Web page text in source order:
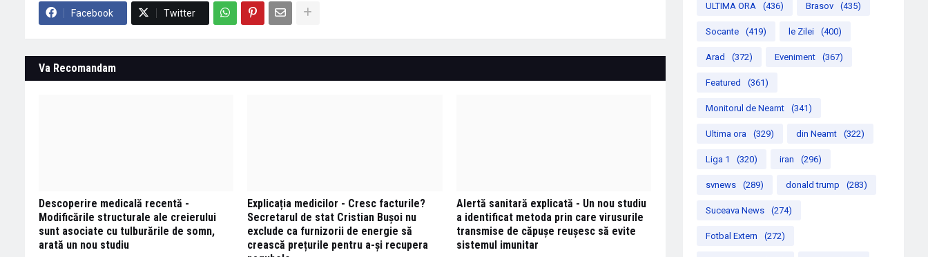
Facebook Twitter
Va Recomandam
Descoperire medicală recentă -
Modificările structurale ale creierului
sunt asociate cu tulburările de somn,
arată un nou studiu
Explicația medicilor - Cresc facturile?
Secretarul de stat Cristian Buşoi nu
exclude ca furnizorii de energie să
crească prețurile pentru a-și recupera
Alertă sanitară explicată - Un nou studiu
a identificat metoda prin care virusurile
transmise de căpușe reușesc să evite
sistemul imunitar
ULTIMA ORA (436) Brasov (435)
Socante (419) le Zilei (400)
Arad (372) Eveniment (367)
Featured (361)
Monitorul de Neamt (341)
Ultima ora (329) din Neamt (322)
Liga 1 (320) iran (296)
svnews (289) donald trump (283)
Suceava News (274)
Fotbal Extern (272)